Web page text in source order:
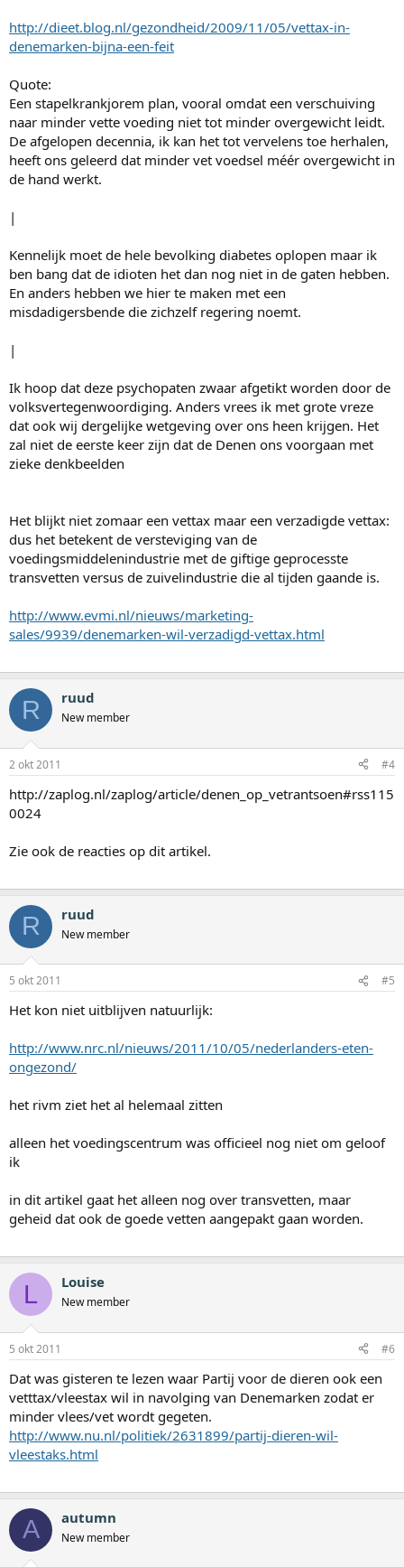
http://dieet.blog.nl/gezondheid/2009/11/05/vettax-in-
denemarken-bijna-een-feit
Quote:
Een stapelkrankjorem plan, vooral omdat een verschuiving
naar minder vette voeding niet tot minder overgewicht leidt.
De afgelopen decennia, ik kan het tot vervelens toe herhalen,
heeft ons geleerd dat minder vet voedsel méér overgewicht in
de hand werkt.
|
Kennelijk moet de hele bevolking diabetes oplopen maar ik
ben bang dat de idioten het dan nog niet in de gaten hebben.
En anders hebben we hier te maken met een
misdadigersbende die zichzelf regering noemt.
|
Ik hoop dat deze psychopaten zwaar afgetikt worden door de
volksvertegenwoordiging. Anders vrees ik met grote vreze
dat ook wij dergelijke wetgeving over ons heen krijgen. Het
zal niet de eerste keer zijn dat de Denen ons voorgaan met
zieke denkbeelden
Het blijkt niet zomaar een vettax maar een verzadigde vettax:
dus het betekent de versteviging van de
voedingsmiddelenindustrie met de giftige geprocesste
transvetten versus de zuivelindustrie die al tijden gaande is.
http://www.evmi.nl/nieuws/marketing-
sales/9939/denemarken-wil-verzadigd-vettax.html
R ruud
New member
2 okt 2011 #4
http://zaplog.nl/zaplog/article/denen_op_vetrantsoen#rss115
0024
Zie ook de reacties op dit artikel.
R ruud
New member
5 okt 2011 #5
Het kon niet uitblijven natuurlijk:
http://www.nrc.nl/nieuws/2011/10/05/nederlanders-eten-
ongezond/
het rivm ziet het al helemaal zitten
alleen het voedingscentrum was officieel nog niet om geloof
ik
in dit artikel gaat het alleen nog over transvetten, maar
geheid dat ook de goede vetten aangepakt gaan worden.
L Louise
New member
5 okt 2011 #6
Dat was gisteren te lezen waar Partij voor de dieren ook een
vetttax/vleestax wil in navolging van Denemarken zodat er
minder vlees/vet wordt gegeten.
http://www.nu.nl/politiek/2631899/partij-dieren-wil-
vleestaks.html
A autumn
New member